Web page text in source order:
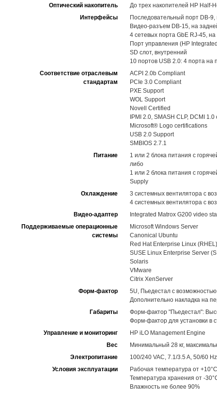
Оптический накопитель
До трех накопителей HP Half-
Интерфейсы
Последовательный порт DB-
Видео-разъем DB-15, на
4 сетевых порта GbE RJ-45,
Порт управления (HP
SD слот, внутренний
10 портов USB 2.0: 4 порта
Соответствие отраслевым
стандартам
ACPI 2.0b Compliant
PCIe 3.0 Compliant
PXE Support
WOL Support
Novell Certified
IPMI 2.0, SMASH CLP, DCMI
Microsoft® Logo certifications
USB 2.0 Support
SMBIOS 2.7.1
Питание
1 или 2 блока питания с
либо
1 или 2 блока питания с
Supply
Охлаждение
3 системных вентилятора с
4 системных вентилятора с
Видео-адаптер
Integrated Matrox G200 video
Поддерживаемые операционные
системы
Microsoft Windows Server
Canonical Ubuntu
Red Hat Enterprise Linux (RHEL)
SUSE Linux Enterprise Server
Solaris
VMware
Citrix XenServer
Форм-фактор
5U, Пьедестал с возможностью
Дополнительно накладка на
Габариты
Форм-фактор "Пьедестал":
Форм-фактор для установки в
Управление и мониторинг
HP iLO Management Engine
Вес
Минимальный 28 кг,
Электропитание
100/240 VAC, 7.1/3.5 A, 50/60 Hz
Условия эксплуатации
Рабочая температура от
Температура хранения от -
Влажность не более 90%